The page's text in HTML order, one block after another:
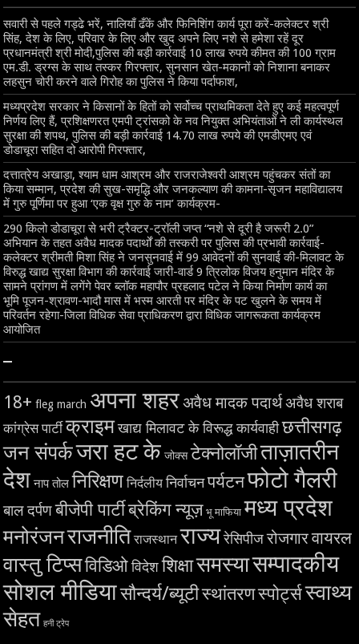
सवारी से पहले गड्ढे भरें, नालियाँ ढँकें और फिनिशिंग कार्य पूरा करें-कलेक्टर श्री
सिंह, देश के लिए, परिवार के लिए और खुद अपने लिए नशे से हमेशा रहें दूर
प्रधानमंत्री श्री मोदी,पुलिस की बड़ी कार्रवाई 10 लाख रुपये कीमत की 100 ग्राम
एम.डी. ड्रग्स के साथ तस्कर गिरफ्तार, सुनसान खेत-मकानों को निशाना बनाकर
लहसुन चोरी करने वाले गिरोह का पुलिस ने किया पर्दाफाश,
मध्यप्रदेश सरकार ने किसानों के हितों को सर्वोच्च प्राथमिकता देते हुए कई महत्वपूर्ण
निर्णय लिए हैं, प्रशिक्षणरत एमपी ट्रांसको के नव नियुक्त अभियंताओं ने ली कार्यस्थल
सुरक्षा की शपथ, पुलिस की बड़ी कार्रवाई 14.70 लाख रुपये की एमडीएमए एवं
डोडाचूरा सहित दो आरोपी गिरफ्तार,
दत्तात्रेय अखाड़ा, श्याम धाम आश्रम और राजराजेश्वरी आश्रम पहुंचकर संतों का
किया सम्मान, प्रदेश की सुख-समृद्धि और जनकल्याण की कामना-सृजन महाविद्यालय
में गुरु पूर्णिमा पर हुआ ‘एक वृक्ष गुरु के नाम’ कार्यक्रम-
290 किलो डोडाचूरा से भरी ट्रैक्टर-ट्रॉली जप्त “नशे से दूरी है जरूरी 2.0”
अभियान के तहत अवैध मादक पदार्थों की तस्करी पर पुलिस की प्रभावी कार्रवाई-
कलेक्टर श्रीमती मिशा सिंह ने जनसुनवाई में 99 आवेदनों की सुनवाई की-मिलावट के
विरुद्ध खाद्य सुरक्षा विभाग की कार्रवाई जारी-वार्ड 9 त्रिलोक विजय हनुमान मंदिर के
सामने प्रांगण में लगेंगे पेवर ब्लॉक महापौर प्रहलाद पटेल ने किया निर्माण कार्य का
भूमि पूजन-श्रावण-भादौ मास में भस्म आरती पर मंदिर के पट खुलने के समय में
परिवर्तन रहेगा-जिला विधिक सेवा प्राधिकरण द्वारा विधिक जागरूकता कार्यक्रम
आयोजित
–
18+ fleg march अपना शहरअवैध मादक पदार्थअवैध शराब
कांग्रेस पार्टी क्राइमखाद्य मिलावट के विरूद्ध कार्यवाहीछत्तीसगढ़
जन संपर्कजरा हट के जोक्स टेक्नोलॉजीताज़ातरीन
देश नाप तोल निरिक्षण निर्दलीय निर्वाचनपर्यटनफोटो गैलरी
बाल दर्पणबीजेपी पार्टीब्रेकिंग न्यूज़ भू माफिया मध्य प्रदेश
मनोरंजनराजनीति राजस्थान राज्यरेसिपीज रोजगारवायरल
वास्तु टिप्सविडिओ विदेश शिक्षासमस्यासम्पादकीय
सोशल मीडियासौन्दर्य/ब्यूटीस्थांतरणस्पोर्ट्सस्वाथ्य
सेहत हनी ट्रेप